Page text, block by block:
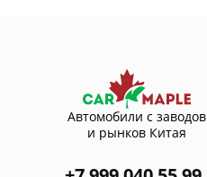
Автомобили с заводов
и рынков Китая